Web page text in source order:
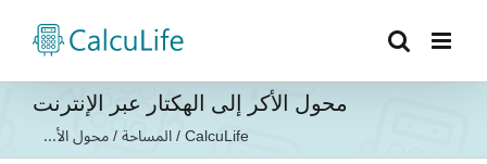
محول الأكر إلى الهكتار عبر الإنترنت
CalcuLife
/المساحة/محول الأ...